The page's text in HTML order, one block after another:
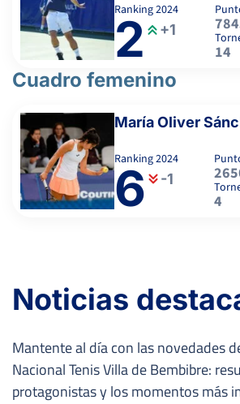
Ranking2024
2 +1
14
Cuadro femenino
María Oliver
Ranking2024
6 -1
4
Noticias
Mantente al día con las novedades
Nacional Tenis Villa de Bembibre:
protagonistas y los momentos más